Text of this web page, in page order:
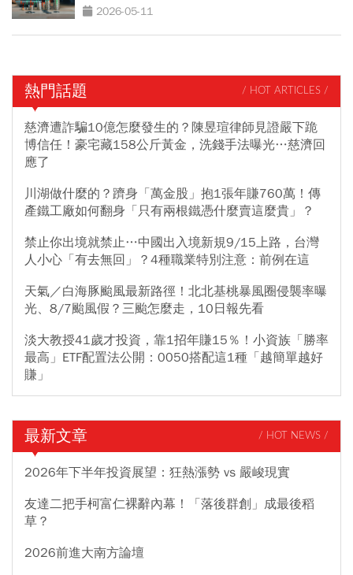
2026-05-11
熱門話題 / HOT ARTICLES /
慈濟遭詐騙10億怎麼發生的？陳昱瑄律師見證嚴下跪
博信任！豪宅藏158公斤黃金，洗錢手法曝光…慈濟回
應了
川湖做什麼的？躋身「萬金股」抱1張年賺760萬！傳
產鐵工廠如何翻身「只有兩根鐵憑什麼賣這麼貴」？
禁止你出境就禁止…中國出入境新規9/15上路，台灣
人小心「有去無回」？4種職業特別注意：前例在這
天氣／白海豚颱風最新路徑！北北基桃暴風圈侵襲率曝
光、8/7颱風假？三颱怎麼走，10日報先看
淡大教授41歲才投資，靠1招年賺15％！小資族「勝率
最高」ETF配置法公開：0050搭配這1種「越簡單越好
賺」
最新文章 / HOT NEWS /
2026年下半年投資展望：狂熱漲勢 vs 嚴峻現實
友達二把手柯富仁裸辭內幕！「落後群創」成最後稻
草？
2026前進大南方論壇